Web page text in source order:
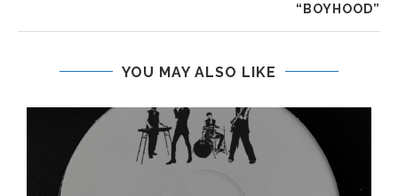
“BOYHOOD”
YOU MAY ALSO LIKE